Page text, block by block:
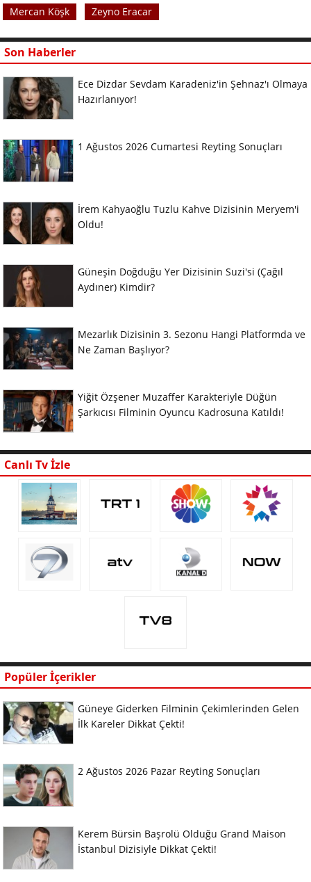
Mercan Köşk Zeyno Eracar
Son Haberler
Ece Dizdar Sevdam Karadeniz'in Şehnaz'ı Olmaya
Hazırlanıyor!
1 Ağustos 2026 Cumartesi Reyting Sonuçları
İrem Kahyaoğlu Tuzlu Kahve Dizisinin Meryem'i
Oldu!
Güneşin Doğduğu Yer Dizisinin Suzi'si (Çağıl
Aydıner) Kimdir?
Mezarlık Dizisinin 3. Sezonu Hangi Platformda ve
Ne Zaman Başlıyor?
Yiğit Özşener Muzaffer Karakteriyle Düğün
Şarkıcısı Filminin Oyuncu Kadrosuna Katıldı!
Canlı Tv İzle
Popüler İçerikler
Güneye Giderken Filminin Çekimlerinden Gelen
İlk Kareler Dikkat Çekti!
2 Ağustos 2026 Pazar Reyting Sonuçları
Kerem Bürsin Başrolü Olduğu Grand Maison
İstanbul Dizisiyle Dikkat Çekti!